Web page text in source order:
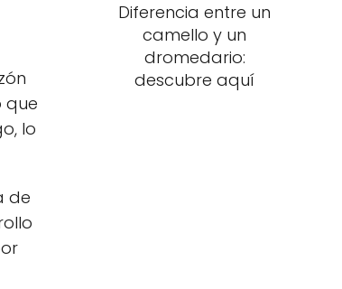
que
lo
de
Diferencia entre un
camello y un
dromedario:
descubre aquí